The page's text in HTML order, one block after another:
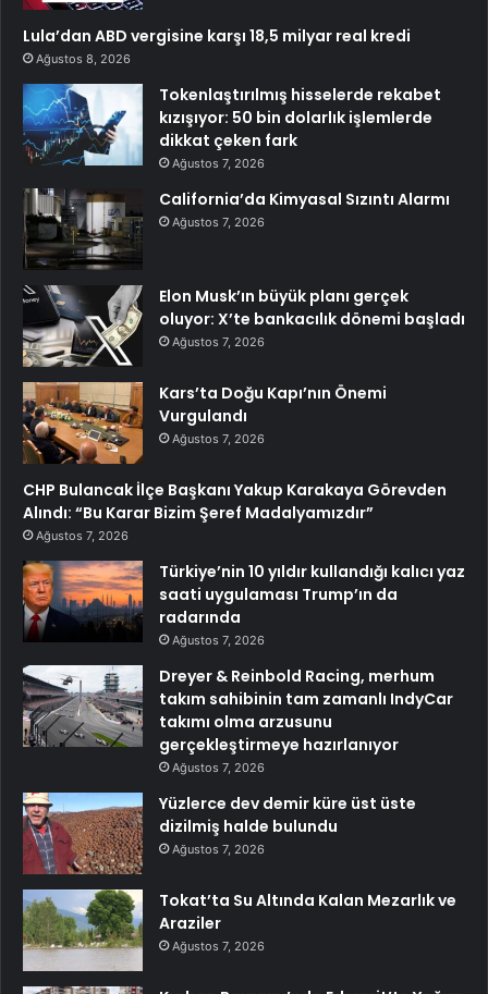
Lula’dan ABD vergisine karşı 18,5 milyar real kredi
Ağustos 8, 2026
Tokenlaştırılmış hisselerde rekabet
kızışıyor: 50 bin dolarlık işlemlerde
dikkat çeken fark
Ağustos 7, 2026
California’da Kimyasal Sızıntı Alarmı
Ağustos 7, 2026
Elon Musk’ın büyük planı gerçek
oluyor: X’te bankacılık dönemi başladı
Ağustos 7, 2026
Kars’ta Doğu Kapı’nın Önemi
Vurgulandı
Ağustos 7, 2026
CHP Bulancak İlçe Başkanı Yakup Karakaya Görevden
Alındı: “Bu Karar Bizim Şeref Madalyamızdır”
Ağustos 7, 2026
Türkiye’nin 10 yıldır kullandığı kalıcı yaz
saati uygulaması Trump’ın da
radarında
Ağustos 7, 2026
Dreyer & Reinbold Racing, merhum
takım sahibinin tam zamanlı IndyCar
takımı olma arzusunu
gerçekleştirmeye hazırlanıyor
Ağustos 7, 2026
Yüzlerce dev demir küre üst üste
dizilmiş halde bulundu
Ağustos 7, 2026
Tokat’ta Su Altında Kalan Mezarlık ve
Araziler
Ağustos 7, 2026